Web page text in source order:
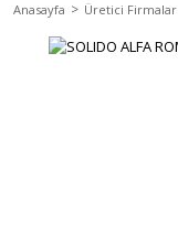
Anasayfa Üretici Firmalar